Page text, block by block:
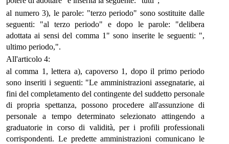
al numero 3), le parole: "terzo periodo" sono sostituite dalle
seguenti: "al terzo periodo" e dopo le parole: "delibera
adottata ai sensi del comma 1" sono inserite le seguenti: ",
ultimo periodo,".
All'articolo 4:
al comma 1, lettera a), capoverso 1, dopo il primo periodo
sono inseriti i seguenti: "Le amministrazioni assegnatarie, ai
fini del completamento del contingente del suddetto personale
di propria spettanza, possono procedere all'assunzione di
personale a tempo determinato selezionato attingendo a
graduatorie in corso di validità, per i profili professionali
corrispondenti. Le predette amministrazioni comunicano le